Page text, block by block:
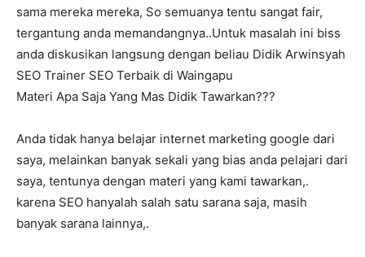
sama mereka mereka, So semuanya tentu sangat fair,
tergantung anda memandangnya..Untuk masalah ini biss
anda diskusikan langsung dengan beliau Didik Arwinsyah
SEO Trainer SEO Terbaik di Waingapu
Materi Apa Saja Yang Mas Didik Tawarkan???
Anda tidak hanya belajar internet marketing google dari
saya, melainkan banyak sekali yang bias anda pelajari dari
saya, tentunya dengan materi yang kami tawarkan,.
karena SEO hanyalah salah satu sarana saja, masih
banyak sarana lainnya,.